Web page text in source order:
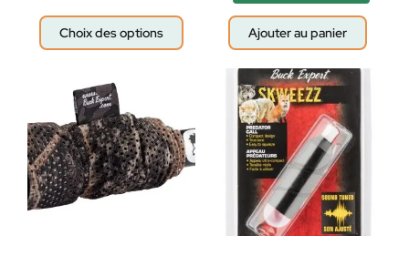
Choix des options Ajouter au panier